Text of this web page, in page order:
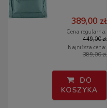
389,00 zł
Cena regularna:
449,00 zł
Najniższa cena:
389,00 zł
DO
KOSZYKA